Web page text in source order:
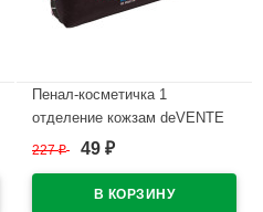
Пенал-косметичка 1
отделение кожзам deVENTE
Режим "Не беспокоить" (No
арт. 7026514
227₽ 49 ₽